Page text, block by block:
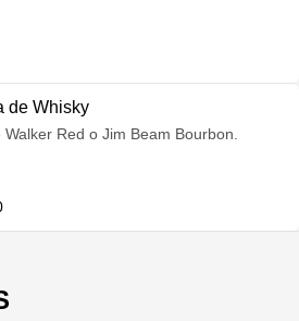
de Whisky
Walker Red o Jim Beam Bourbon.